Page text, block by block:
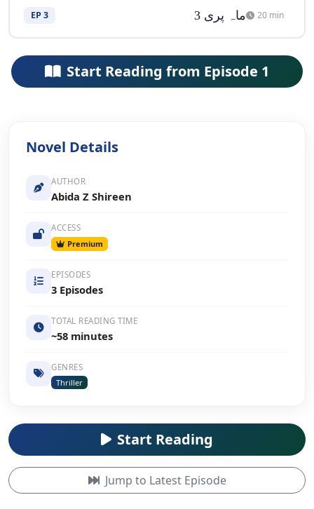
EP 3 ماہ پری 3 20 min
Start Reading from Episode 1
Novel Details
AUTHOR
Abida Z Shireen
ACCESS
Premium
EPISODES
3 Episodes
TOTAL READING TIME
~58 minutes
GENRES
Thriller
Start Reading
Jump to Latest Episode